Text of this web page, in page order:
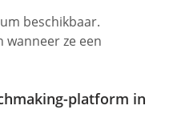
beschikbaar.
ze een
platform in